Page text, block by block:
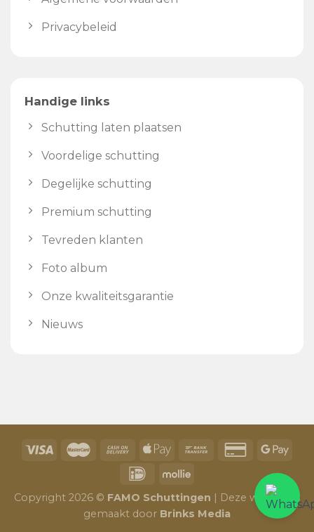
Privacybeleid
Handige links
Schutting laten plaatsen
Voordelige schutting
Degelijke schutting
Premium schutting
Tevreden klanten
Foto album
Onze kwaliteitsgarantie
Nieuws
Copyright 2026 © FAMO Schuttingen | Deze website is
gemaakt door Brinks Media